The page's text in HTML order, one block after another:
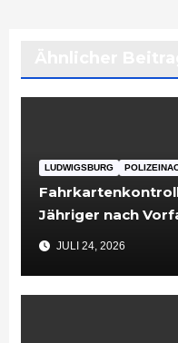
LUDWIGSBURG
Jähriger nach
Untersuchungshaft
JULI 24, 2026